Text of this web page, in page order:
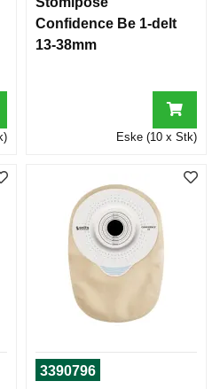
Confidence Be 1-delt
13-38mm
Eske (10 x Stk)
3390796